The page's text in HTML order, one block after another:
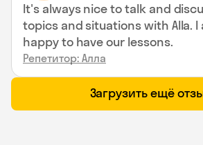
It's always nice to talk and
topics and situations with Alla. I
happy to have our lessons.
Репетитор: Алла
Загрузить ещё